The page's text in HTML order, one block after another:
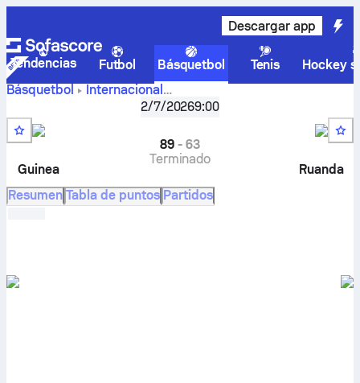
Descargar app
Tendencias Futbol Básquetbol Tenis
Hockey
Básquetbol
Internacional
FIBA World Cup, African Qualifiers, Grupo C
Guinea vs. Rwanda: marcadores en vivo, cara a cara
(H2H), calendario, predicciones y estadísticas
2/7/20269:00
Guinea
89-63
Terminado
Ruanda
Resumen Tabla de puntos Partidos